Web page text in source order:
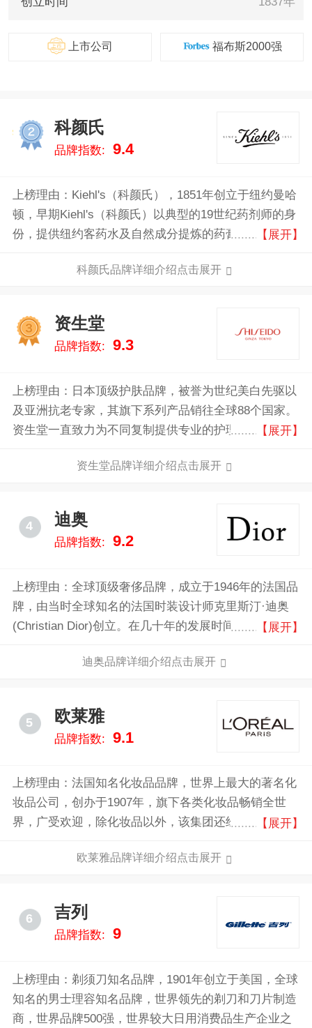
度和品位。
上市公司 福布斯2000强
2
科颜氏
品牌指数: 9.4
上榜理由：Kiehl's（科颜氏），1851年创立于纽约曼哈
顿，早期Kiehl's（科颜氏）以典型的19世纪药剂师的身
份，提供纽约客药水及自然成分提炼的药膏。到了1960
验和专业知识，开始根据顾客需求研发出不同系列且男
努力不懈地致力于提供顾客最专业的咨询服务，以及从
脸部、身体、秀发甚至是运动后专用的顶级保养产品。
【展开】
科颜氏品牌详细介绍点击展开
资生堂
品牌指数: 9.3
上榜理由：日本顶级护肤品牌，被誉为世纪美白先驱以
及亚洲抗老专家，其旗下系列产品销往全球88个国家。
资生堂一直致力为不同复制提供专业的护理产品，如今
【展开】
资生堂品牌详细介绍点击展开
4 迪奥
品牌指数: 9.2
上榜理由：全球顶级奢侈品牌，成立于1946年的法国品
牌，由当时全球知名的法国时装设计师克里斯汀·迪奥
(Christian Dior)创立。在几十年的发展时间里，迪奥虽
装、珠宝、香水、手表、护肤、彩妆领域一直是优雅与
【展开】
迪奥品牌详细介绍点击展开
5 欧莱雅
品牌指数: 9.1
上榜理由：法国知名化妆品品牌，世界上最大的著名化
妆品公司，创办于1907年，旗下各类化妆品畅销全世
界，广受欢迎，除化妆品以外，该集团还经营高档的消
【展开】
欧莱雅品牌详细介绍点击展开
6 吉列
品牌指数: 9
上榜理由：剃须刀知名品牌，1901年创立于美国，全球
知名的男士理容知名品牌，世界领先的剃刀和刀片制造
商，世界品牌500强，世界较大日用消费品生产企业之